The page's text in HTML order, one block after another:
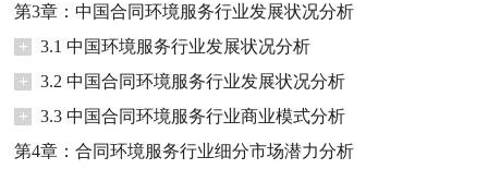
第3章：中国合同环境服务行业发展状况分析
+
3.1 中国环境服务行业发展状况分析
+
3.2 中国合同环境服务行业发展状况分析
+
3.3 中国合同环境服务行业商业模式分析
第4章：合同环境服务行业细分市场潜力分析